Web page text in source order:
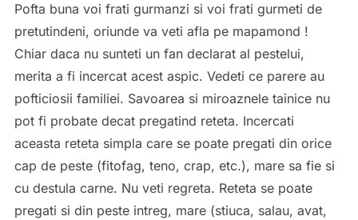
Pofta buna voi frati gurmanzi si voi frati gurmeti de
pretutindeni, oriunde va veti afla pe mapamond !
Chiar daca nu sunteti un fan declarat al pestelui,
merita a fi incercat acest aspic. Vedeti ce parere au
pofticiosii familiei. Savoarea si miroaznele tainice nu
pot fi probate decat pregatind reteta. Incercati
aceasta reteta simpla care se poate pregati din orice
cap de peste (fitofag, teno, crap, etc.), mare sa fie si
cu destula carne. Nu veti regreta. Reteta se poate
pregati si din peste intreg, mare (stiuca, salau, avat,